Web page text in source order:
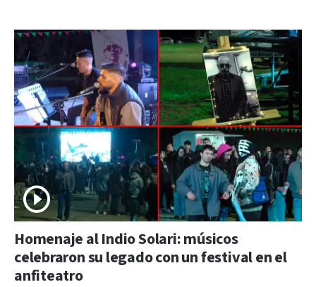
Homenaje al Indio Solari: músicos
celebraron su legado con un festival en el
anfiteatro